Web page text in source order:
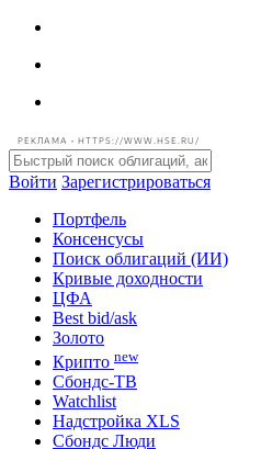
РЕКЛАМА • HTTPS://WWW.HSE.RU/
Войти Зарегистрироваться
Портфель
Консенсусы
Поиск облигаций (ИИ)
Кривые доходности
ЦФА
Best bid/ask
Золото
Крипто new